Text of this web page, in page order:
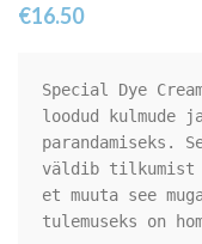
€16.50
Special Dye
loodud kulmude
parandamiseks.
väldib tilkumist
et muuta see
tulemuseks on